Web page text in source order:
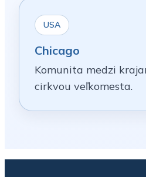
USA
Chicago
Komunita medzi
cirkvou veľkomesta.